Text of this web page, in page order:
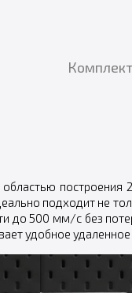
подходит не
до 500 мм/с без
удобное